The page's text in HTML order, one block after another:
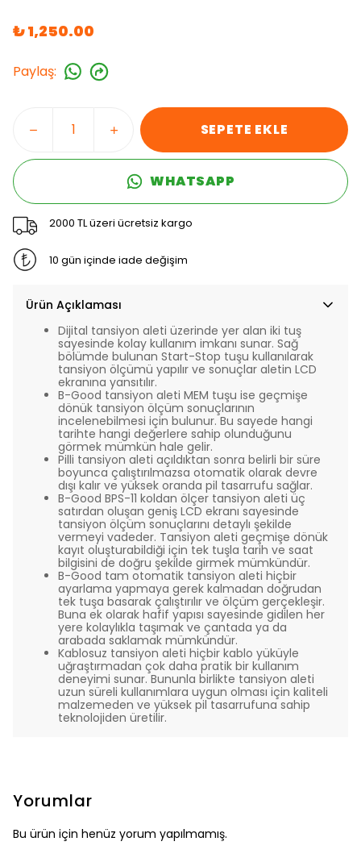
₺ 1,250.00
Paylaş:
SEPETE EKLE
WHATSAPP
2000 TL üzeri ücretsiz kargo
10 gün içinde iade değişim
Ürün Açıklaması
Dijital tansiyon aleti üzerinde yer alan iki tuş
sayesinde kolay kullanım imkanı sunar. Sağ
bölümde bulunan Start-Stop tuşu kullanılarak
tansiyon ölçümü yapılır ve sonuçlar aletin LCD
ekranına yansıtılır.
B-Good tansiyon aleti MEM tuşu ise geçmişe
dönük tansiyon ölçüm sonuçlarının
incelenebilmesi için bulunur. Bu sayede hangi
tarihte hangi değerlere sahip olunduğunu
görmek mümkün hale gelir.
Pilli tansiyon aleti açıldıktan sonra belirli bir süre
boyunca çalıştırılmazsa otomatik olarak devre
dışı kalır ve yüksek oranda pil tasarrufu sağlar.
B-Good BPS-11 koldan ölçer tansiyon aleti üç
satırdan oluşan geniş LCD ekranı sayesinde
tansiyon ölçüm sonuçlarını detaylı şekilde
vermeyi vadeder. Tansiyon aleti geçmişe dönük
kayıt oluşturabildiği için tek tuşla tarih ve saat
bilgisini de doğru şekilde girmek mümkündür.
B-Good tam otomatik tansiyon aleti hiçbir
ayarlama yapmaya gerek kalmadan doğrudan
tek tuşa basarak çalıştırılır ve ölçüm gerçekleşir.
Buna ek olarak hafif yapısı sayesinde gidilen her
yere kolaylıkla taşımak ve çantada ya da
arabada saklamak mümkündür.
Kablosuz tansiyon aleti hiçbir kablo yüküyle
uğraştırmadan çok daha pratik bir kullanım
deneyimi sunar. Bununla birlikte tansiyon aleti
uzun süreli kullanımlara uygun olması için kaliteli
malzemeden ve yüksek pil tasarrufuna sahip
teknolojiden üretilir.
Yorumlar
Bu ürün için henüz yorum yapılmamış.